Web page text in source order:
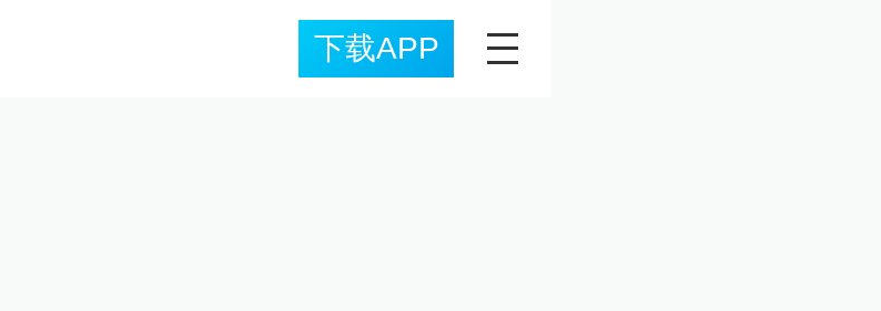
下载APP